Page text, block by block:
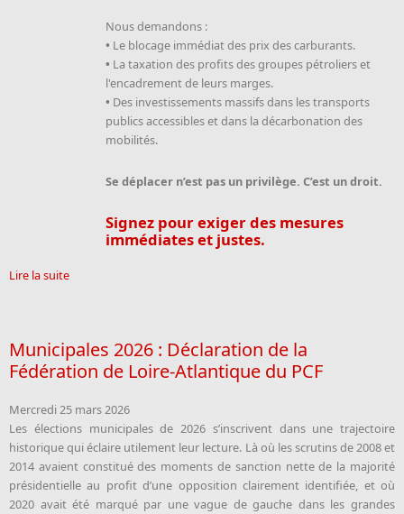
Nous demandons :
• Le blocage immédiat des prix des carburants.
• La taxation des profits des groupes pétroliers et
l'encadrement de leurs marges.
• Des investissements massifs dans les transports
publics accessibles et dans la décarbonation des
mobilités.
Se déplacer n’est pas un privilège. C’est un droit.
Signez pour exiger des mesures
immédiates et justes.
Lire la suite
Municipales 2026 : Déclaration de la
Fédération de Loire-Atlantique du PCF
Mercredi 25 mars 2026
Les élections municipales de 2026 s’inscrivent dans une trajectoire
historique qui éclaire utilement leur lecture. Là où les scrutins de 2008 et
2014 avaient constitué des moments de sanction nette de la majorité
présidentielle au profit d’une opposition clairement identifiée, et où
2020 avait été marqué par une vague de gauche dans les grandes